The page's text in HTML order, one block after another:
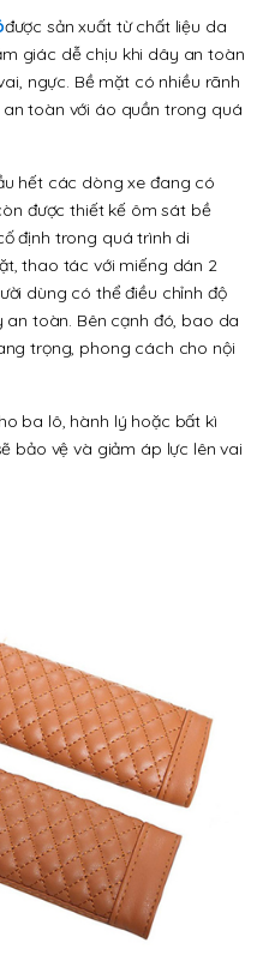
được sản xuất từ chất liệu da
giác dễ chịu khi dây an toàn
ngực. Bề mặt có nhiều rãnh
toàn với áo quần trong quá
hết các dòng xe đang có
được thiết kế ôm sát bề
định trong quá trình di
thao tác với miếng dán 2
dùng có thể điều chỉnh độ
toàn. Bên cạnh đó, bao da
trọng, phong cách cho nội
ba lô, hành lý hoặc bất kì
bảo vệ và giảm áp lực lên vai